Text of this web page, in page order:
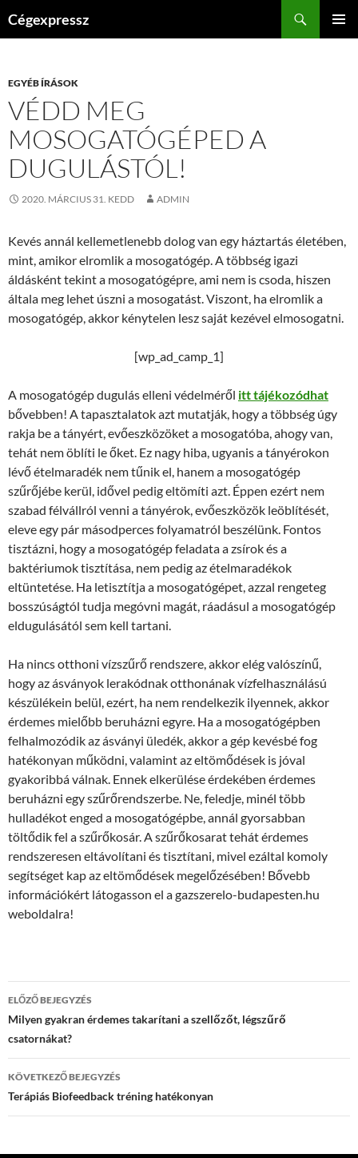
Cégexpressz
EGYÉB ÍRÁSOK
VÉDD MEG
MOSOGATÓGÉPED A
DUGULÁSTÓL!
2020. MÁRCIUS 31. KEDD ADMIN
Kevés annál kellemetlenebb dolog van egy háztartás életében,
mint, amikor elromlik a mosogatógép. A többség igazi
áldásként tekint a mosogatógépre, ami nem is csoda, hiszen
általa meg lehet úszni a mosogatást. Viszont, ha elromlik a
mosogatógép, akkor kénytelen lesz saját kezével elmosogatni.
[wp_ad_camp_1]
A mosogatógép dugulás elleni védelméről itt tájékozódhat
bővebben! A tapasztalatok azt mutatják, hogy a többség úgy
rakja be a tányért, evőeszközöket a mosogatóba, ahogy van,
tehát nem öblíti le őket. Ez nagy hiba, ugyanis a tányérokon
lévő ételmaradék nem tűnik el, hanem a mosogatógép
szűrőjébe kerül, idővel pedig eltömíti azt. Éppen ezért nem
szabad félvállról venni a tányérok, evőeszközök leöblítését,
eleve egy pár másodperces folyamatról beszélünk. Fontos
tisztázni, hogy a mosogatógép feladata a zsírok és a
baktériumok tisztítása, nem pedig az ételmaradékok
eltüntetése. Ha letisztítja a mosogatógépet, azzal rengeteg
bosszúságtól tudja megóvni magát, ráadásul a mosogatógép
eldugulásától sem kell tartani.
Ha nincs otthoni vízszűrő rendszere, akkor elég valószínű,
hogy az ásványok lerakódnak otthonának vízfelhasználású
készülékein belül, ezért, ha nem rendelkezik ilyennek, akkor
érdemes mielőbb beruházni egyre. Ha a mosogatógépben
felhalmozódik az ásványi üledék, akkor a gép kevésbé fog
hatékonyan működni, valamint az eltömődések is jóval
gyakoribbá válnak. Ennek elkerülése érdekében érdemes
beruházni egy szűrőrendszerbe. Ne, feledje, minél több
hulladékot enged a mosogatógépbe, annál gyorsabban
töltődik fel a szűrőkosár. A szűrőkosarat tehát érdemes
rendszeresen eltávolítani és tisztítani, mivel ezáltal komoly
segítséget kap az eltömődések megelőzésében! Bővebb
információkért látogasson el a gazszerelo-budapesten.hu
weboldalra!
Bejegyzés
navigáció
ELŐZŐ BEJEGYZÉS
Milyen gyakran érdemes takarítani a szellőzőt, légszűrő
csatornákat?
KÖVETKEZŐ BEJEGYZÉS
Terápiás Biofeedback tréning hatékonyan